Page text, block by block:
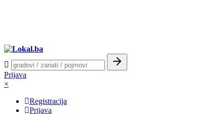
Prijava
×
Registracija
Prijava